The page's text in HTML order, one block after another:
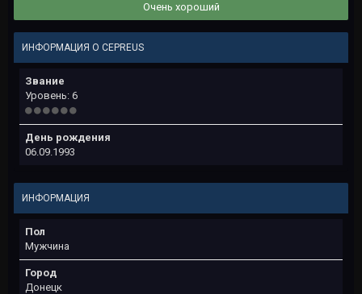
Очень хороший
ИНФОРМАЦИЯ О CEPREUS
Звание
Уровень: 6
День рождения
06.09.1993
ИНФОРМАЦИЯ
Пол
Мужчина
Город
Донецк